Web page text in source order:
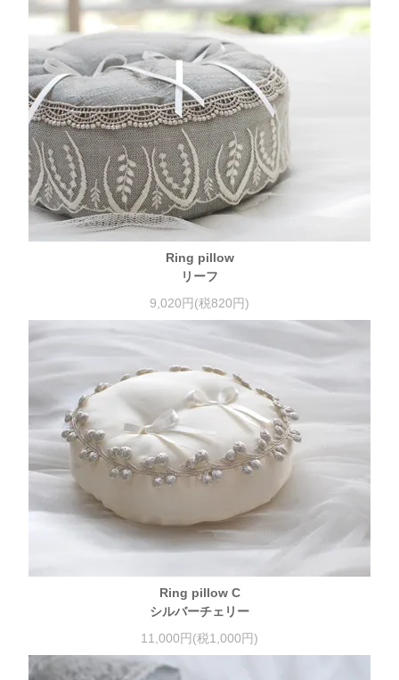
Ring pillow
リーフ
9,020円(税820円)
Ring pillow C
シルバーチェリー
11,000円(税1,000円)